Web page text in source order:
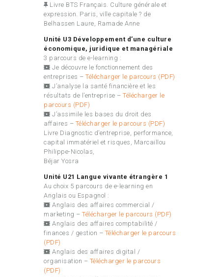
Livre BTS Français. Culture générale et
expression. Paris, ville capitale ? de
Belhassen Laure, Ramade Anne
Unité U3 Développement d’une culture
économique, juridique et managériale
3 parcours de e-learning :
Je découvre le fonctionnement des
entreprises – Télécharger le parcours (PDF)
J’analyse la santé financière et les
résultats de l’entreprise – Télécharger le
parcours (PDF)
J’assimile les bases du droit des
affaires – Télécharger le parcours (PDF)
Livre Diagnostic d’entreprise, performance,
capital immatériel et risques, Marcaillou
Philippe-Nicolas,
Béjar Yosra
Unité U21 Langue vivante étrangère 1
Au choix 5 parcours de e-learning en
Anglais ou Espagnol :
Anglais des affaires commercial /
marketing – Télécharger le parcours (PDF)
Anglais des affaires comptabilité /
finances / gestion – Télécharger le parcours
(PDF)
Anglais des affaires digital /
organisation – Télécharger le parcours
(PDF)